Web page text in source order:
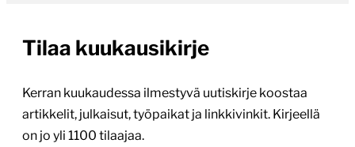
Tilaa kuukausikirje
Kerran kuukaudessa ilmestyvä uutiskirje koostaa
artikkelit, julkaisut, työpaikat ja linkkivinkit. Kirjeellä
on jo yli 1100 tilaajaa.